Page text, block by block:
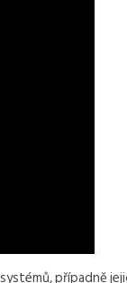
, případně